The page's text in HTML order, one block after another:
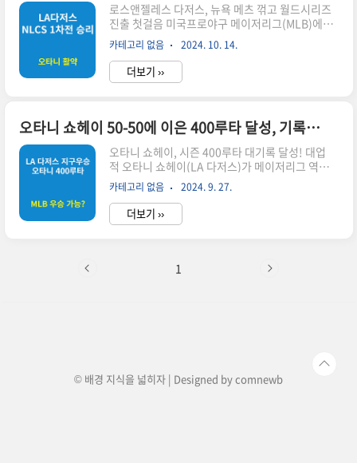
쿄돔에서 열린 평가전에서 LA 다저스와 요미우리
자이언츠가 맞붙었습니다.경기 결과다저스가 5-1
로 승리하며 첫 경기의 우위를 점했습니다.경기 하
이라이트 다저스의 주전 선수 활약 오타니 쇼헤이
의 눈부신 플레이오타니 쇼헤이는 경..
로스앤젤레스 다저스, 뉴욕 메츠 꺾고 월드시리즈
진출 첫걸음 미국프로야구 메이저리그(MLB)에서
로스앤젤레스 다저스가 월드시리즈로 가는 길목에
서 뉴욕 메츠를 상대로 기선을 제압했습니다. 다저
스는 한국시간으로 14일, 캘리포니아주 로스앤젤
레스에 위치한 다저스타디움에서 열린 2024 내셔
저스의 강력한 투타 조화 이번 경기에서 다저스의
승리 비결은 바로 완벽한 투타 조화였습니다. 다저
스 선발 투수 잭 플래허티는 7이닝 동안 2피안타, 2
볼넷, 6탈삼진, 무실점으로 메츠 타선을 꽁꽁 묶어
냈습니다. 이로써 다저스는 1966년 볼티모어 오리
올스가 수립한 단일 포스트시즌 무실점 이닝 행진
타이기록인 33이닝을 달성하며 ..
카테고리 없음 2024. 10. 14.
더보기 ››
오타니 쇼헤이 50-50에 이은 400루타 달성, 기록 달성 경기 하이라이트
오타니 쇼헤이, 시즌 400루타 대기록 달성! 대업
적 오타니 쇼헤이(LA 다저스)가 메이저리그 역사
상 단 19명만이 달성한 시즌 400루타라는 대기록
을 세우며 현지에서 극찬을 받았습니다. 이 대기록
은 야구계에서 투수로 치면 퍼펙트게임과 맞먹는
업적으로 평가받고 있습니다. 이번 글에서는 오타
400루타 대기록 달성 경기 내용: 오타니 쇼헤이는
카테고리 없음 2024. 9. 27.
더보기 ››
1
© 배경 지식을 넓히자 | Designed bycomnewb